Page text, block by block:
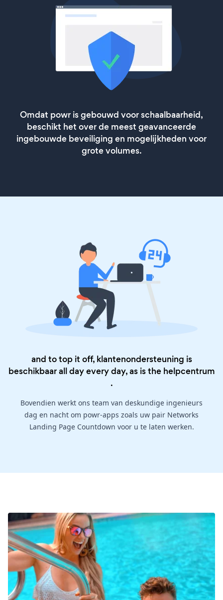
Omdat powr is gebouwd voor schaalbaarheid,
beschikt het over de meest geavanceerde
ingebouwde beveiliging en mogelijkheden voor
grote volumes.
and to top it off, klantenondersteuning is
beschikbaar all day every day, as is the helpcentrum
.
Bovendien werkt ons team van deskundige ingenieurs
dag en nacht om powr-apps zoals uw pair Networks
Landing Page Countdown voor u te laten werken.